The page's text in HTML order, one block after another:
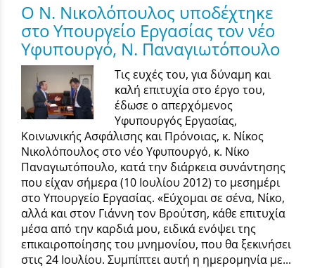
Ο Ν. Νικολόπουλος υποδέχτηκε
στο Υπουργείο Εργασίας τον νέο
Υφυπουργό, Ν. Παναγιωτόπουλο
Τις ευχές του, για δύναμη και
καλή επιτυχία στο έργο του,
έδωσε ο απερχόμενος
Υφυπουργός Εργασίας,
Κοινωνικής Ασφάλισης και Πρόνοιας, κ. Νίκος
Νικολόπουλος στο νέο Υφυπουργό, κ. Νίκο
Παναγιωτόπουλο, κατά την διάρκεια συνάντησης
που είχαν σήμερα (10 Ιουλίου 2012) το μεσημέρι
στο Υπουργείο Εργασίας. «Εύχομαι σε σένα, Νίκο,
αλλά και στον Γιάννη τον Βρούτση, κάθε επιτυχία
μέσα από την καρδιά μου, ειδικά ενόψει της
επικαιροποίησης του μνημονίου, που θα ξεκινήσει
στις 24 Ιουλίου. Συμπίπτει αυτή η ημερομηνία με...